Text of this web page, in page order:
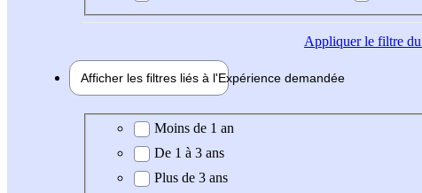
Appliquerle filtre du
Afficher les filtres liés à l'Expérience demandée
Expérience demandée
Moins de 1 an
De 1 à 3 ans
Plus de 3 ans